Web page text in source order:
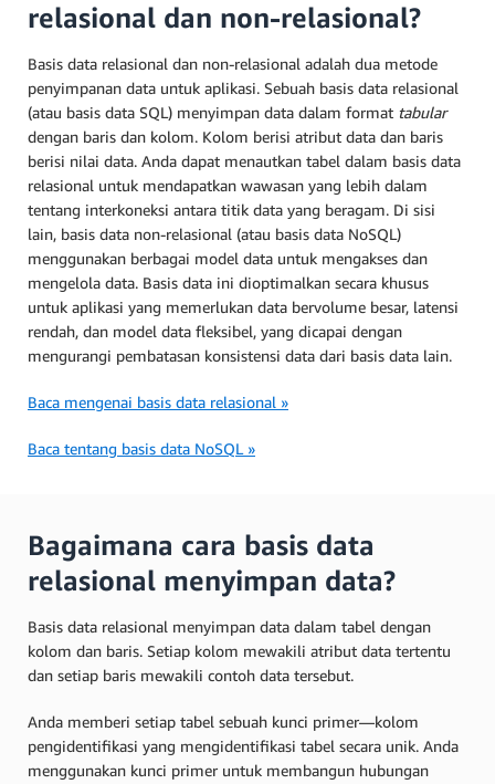
relasional dan non-relasional?
Basis data relasional dan non-relasional adalah dua metode
penyimpanan data untuk aplikasi. Sebuah basis data relasional
(atau basis data SQL) menyimpan data dalam format tabular
dengan baris dan kolom. Kolom berisi atribut data dan baris
berisi nilai data. Anda dapat menautkan tabel dalam basis data
relasional untuk mendapatkan wawasan yang lebih dalam
tentang interkoneksi antara titik data yang beragam. Di sisi
lain, basis data non-relasional (atau basis data NoSQL)
menggunakan berbagai model data untuk mengakses dan
mengelola data. Basis data ini dioptimalkan secara khusus
untuk aplikasi yang memerlukan data bervolume besar, latensi
rendah, dan model data fleksibel, yang dicapai dengan
mengurangi pembatasan konsistensi data dari basis data lain.
Baca mengenai basis data relasional »
Baca tentang basis data NoSQL »
Bagaimana cara basis data
relasional menyimpan data?
Basis data relasional menyimpan data dalam tabel dengan
kolom dan baris. Setiap kolom mewakili atribut data tertentu
dan setiap baris mewakili contoh data tersebut.
Anda memberi setiap tabel sebuah kunci primer—kolom
pengidentifikasi yang mengidentifikasi tabel secara unik. Anda
menggunakan kunci primer untuk membangun hubungan